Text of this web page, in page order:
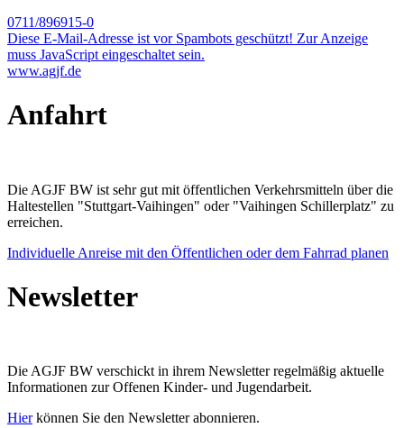
0711/896915-0
Diese E-Mail-Adresse ist vor Spambots geschützt! Zur Anzeige
muss JavaScript eingeschaltet sein.
www.agjf.de
Anfahrt
Die AGJF BW ist sehr gut mit öffentlichen Verkehrsmitteln über die
Haltestellen "Stuttgart-Vaihingen" oder "Vaihingen Schillerplatz" zu
erreichen.
Individuelle Anreise mit den Öffentlichen oder dem Fahrrad planen
Newsletter
Die AGJF BW verschickt in ihrem Newsletterregelmäßig aktuelle
Informationen zurOffenen Kinder- und Jugendarbeit.
Hierkönnen Sie den Newsletter abonnieren.